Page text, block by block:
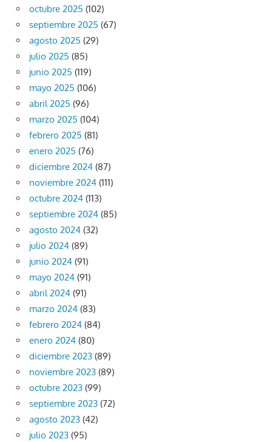
octubre 2025 (102)
septiembre 2025 (67)
agosto 2025 (29)
julio 2025 (85)
junio 2025 (119)
mayo 2025 (106)
abril 2025 (96)
marzo 2025 (104)
febrero 2025 (81)
enero 2025 (76)
diciembre 2024 (87)
noviembre 2024 (111)
octubre 2024 (113)
septiembre 2024 (85)
agosto 2024 (32)
julio 2024 (89)
junio 2024 (91)
mayo 2024 (91)
abril 2024 (91)
marzo 2024 (83)
febrero 2024 (84)
enero 2024 (80)
diciembre 2023 (89)
noviembre 2023 (89)
octubre 2023 (99)
septiembre 2023 (72)
agosto 2023 (42)
julio 2023 (95)